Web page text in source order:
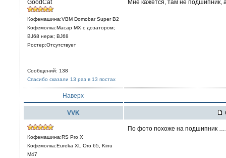
GoodCat
Кофемашина:VBM Domobar Super B2
Кофемолка:Macap MX с дозатором;
BJ68 нерж; BJ68
Ростер:Отсутствует
Сообщений: 138
Спасибо сказали 13 раз в 13 постах
Мне кажется, там не подшипник,
Наверх
VVK
Кофемашина:RS Pro X
Кофемолка:Eureka XL Oro 65, Kinu
M47
По фото похоже на подшипник